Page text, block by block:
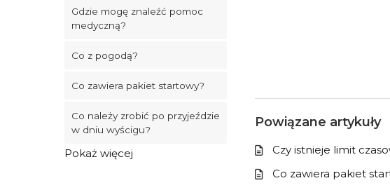
Gdzie mogę znaleźć pomoc
medyczną?
Co z pogodą?
Co zawiera pakiet startowy?
Co należy zrobić po przyjeździe
w dniu wyścigu?
Pokaż więcej
Powiązane artykuły
Czy istnieje limit
Co zawiera pakiet